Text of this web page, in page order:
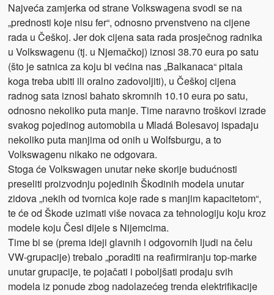
Najveća zamjerka od strane Volkswagena svodi se na
„prednosti koje nisu fer“, odnosno prvenstveno na cijene
rada u Češkoj. Jer dok cijena sata rada prosječnog radnika
u Volkswagenu (tj. u Njemačkoj) iznosi 38.70 eura po satu
(što je satnica za koju bi većina nas „Balkanaca“ pitala
koga treba ubiti ili oralno zadovoljiti), u Češkoj cijena
radnog sata iznosi bahato skromnih 10.10 eura po satu,
odnosno nekoliko puta manje. Time naravno troškovi izrade
svakog pojedinog automobila u Mladá Bolesavoj ispadaju
nekoliko puta manjima od onih u Wolfsburgu, a to
Volkswagenu nikako ne odgovara.
Stoga će Volkswagen unutar neke skorije budućnosti
preseliti proizvodnju pojedinih Škodinih modela unutar
zidova „nekih od tvornica koje rade s manjim kapacitetom“,
te će od Škode uzimati više novaca za tehnologiju koju kroz
modele koju Česi dijele s Nijemcima.
Time bi se (prema ideji glavnih i odgovornih ljudi na čelu
VW-grupacije) trebalo „poraditi na reafirmiranju top-marke
unutar grupacije, te pojačati i poboljšati prodaju svih
modela iz ponude zbog nadolazećeg trenda elektrifikacije